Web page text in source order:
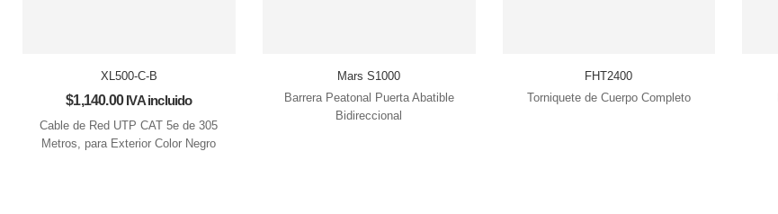
XL500-C-B
$1,140.00 IVA incluido
Cable de Red UTP CAT 5e de 305
Metros, para Exterior Color Negro
Mars S1000
Barrera Peatonal Puerta Abatible
Bidireccional
FHT2400
Torniquete de Cuerpo Completo